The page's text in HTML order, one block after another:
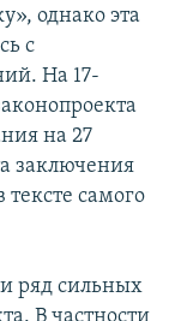
однако эта
с
На 17-
на 27
заключения
самого
ряд сильных